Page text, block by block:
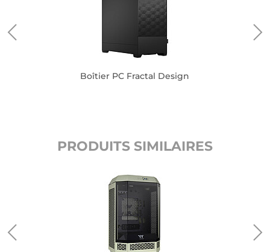
Boîtier PC Fractal Design
PRODUITS SIMILAIRES